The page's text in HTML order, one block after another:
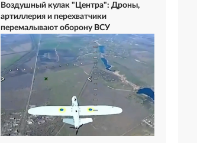
Воздушный кулак "Центра": Дроны,
артиллерия и перехватчики
перемалывают оборону ВСУ